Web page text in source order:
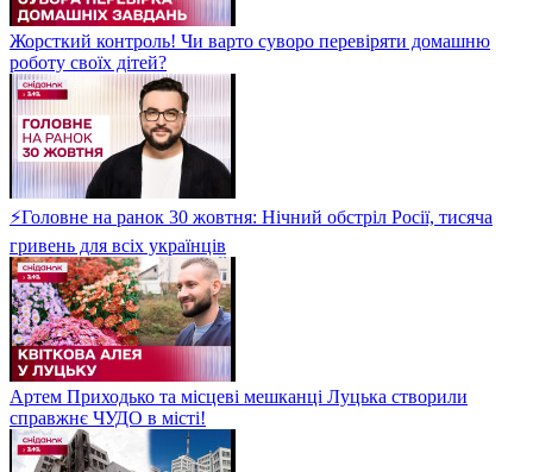
Жорсткий контроль! Чи варто суворо перевіряти домашню
роботу своїх дітей?
⚡Головне на ранок 30 жовтня: Нічний обстріл Росії, тисяча
гривень для всіх українців
Артем Приходько та місцеві мешканці Луцька створили
справжнє ЧУДО в місті!